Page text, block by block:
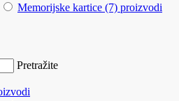
Memorijske kartice (7) proizvodi
Pretražite